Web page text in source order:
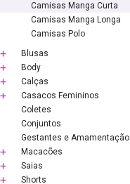
Camisas Manga Curta
Camisas Manga Longa
Camisas Polo
Blusas
Body
Calças
Casacos Femininos
Coletes
Conjuntos
Gestantes e Amamentação
Macacões
Saias
Shorts